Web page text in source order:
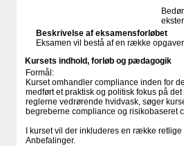
Beskrivelse af eksamensforløbet
Eksamen vil bestå af en række
Kursets indhold, forløb og pædagogik
Formål:
Kurset omhandler compliance inden for
medført et praktisk og politisk fokus på
reglerne vedrørende hvidvask, søger
begreberne compliance og risikobaseret
I kurset vil der inkluderes en række
Anbefalinger.